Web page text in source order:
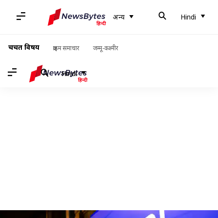
अन्य Hindi
चर्चित विषय क्राइम समाचार जम्मू-कश्मीर
Hindi